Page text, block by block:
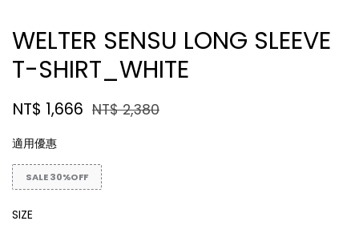
WELTER SENSU LONG SLEEVE
T-SHIRT_WHITE
NT$ 1,666 NT$ 2,380
適用優惠
SALE 30%OFF
SIZE